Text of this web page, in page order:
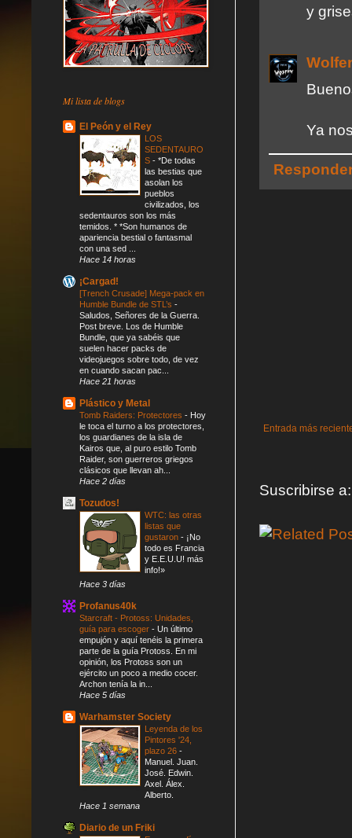
y
Ya
Entrada más
Suscribirse
Mi lista de blogs
El Peón y el Rey
LOS
SEDENTAURO
S - *De todas
las bestias que
asolan los
pueblos
civilizados, los
sedentauros son los más
temidos. * *Son humanos de
apariencia bestial o fantasmal
con una sed ...
Hace 14 horas
¡Cargad!
[Trench Crusade] Mega-pack en
Humble Bundle de STL’s -
Saludos, Señores de la Guerra.
Post breve. Los de Humble
Bundle, que ya sabéis que
suelen hacer packs de
videojuegos sobre todo, de vez
en cuando sacan pac...
Hace 21 horas
Plástico y Metal
Tomb Raiders: Protectores - Hoy
le toca el turno a los protectores,
los guardianes de la isla de
Kairos que, al puro estilo Tomb
Raider, son guerreros griegos
clásicos que llevan ah...
Hace 2 días
Tozudos!
WTC: las otras
listas que
gustaron - ¡No
todo es Francia
y E.E.U.U! más
info!»
Hace 3 días
Profanus40k
Starcraft - Protoss: Unidades,
guía para escoger - Un último
empujón y aquí tenéis la primera
parte de la guía Protoss. En mi
opinión, los Protoss son un
ejército un poco a medio cocer.
Archon tenía la in...
Hace 5 días
Warhamster Society
Leyenda de los
Pintores '24,
plazo 26 -
Manuel. Juan.
José. Edwin.
Axel. Álex.
Alberto.
Hace 1 semana
Diario de un Friki